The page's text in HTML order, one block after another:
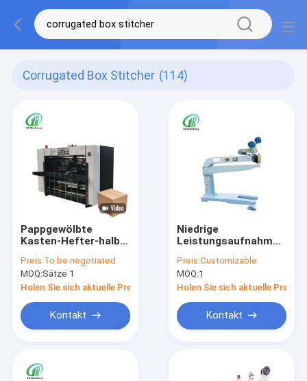
Corrugated Box Stitcher (114)
Pappgewölbte
Kasten-Hefter-halb
Selbstmaschine
Preis:To be negotiated
MOQ:Sätze 1
Holen Sie sich aktuelle Preis
Kontakt
Niedrige
Leistungsaufnahme
Stichmaschine für
3/5/7Ply-Dicke
Preis:Customizable
MOQ:1
Holen Sie sich aktuelle Preis
Kontakt